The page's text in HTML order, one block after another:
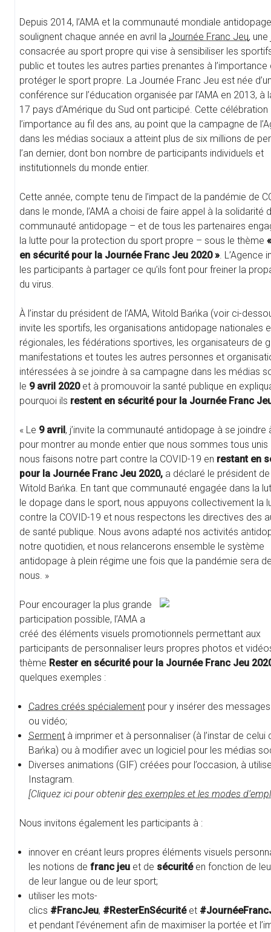
Depuis 2014, l’AMA et la communauté mondiale antidopage
soulignent chaque année en avril la Journée Franc Jeu,
consacrée au sport propre qui vise à sensibiliser les
public et toutes les autres parties prenantes à l’importance
protéger le sport propre. La Journée Franc Jeu est née
conférence sur l’éducation organisée par l’AMA en 2013, à
17 pays d’Amérique du Sud ont participé. Cette célébration
l’importance au fil des ans, au point que la campagne de
dans les médias sociaux a atteint plus de six millions de
l’an dernier, dont bon nombre de participants individuels et
institutionnels du monde entier.
Cette année, compte tenu de l’impact de la pandémie de
dans le monde, l’AMA a choisi de faire appel à la solidarité
communauté antidopage – et de tous les partenaires
la lutte pour la protection du sport propre – sous le thème
en sécurité pour la Journée Franc Jeu 2020 ». L’Agence
les participants à partager ce qu’ils font pour freiner la
du virus.
À l’instar du président de l’AMA, Witold Bańka (voir ci-
invite les sportifs, les organisations antidopage nationales
régionales, les fédérations sportives, les organisateurs de
manifestations et toutes les autres personnes et
intéressées à se joindre à sa campagne dans les médias
le 9 avril 2020et à promouvoir la santé publique en
pourquoi ils restent en sécurité pour la Journée Franc
« Le 9 avril , j’invite la communauté antidopage à se joindre
pour montrer au monde entier que nous sommes tous unis
nous faisons notre part contre la COVID-19 en restant en
pour la Journée Franc Jeu 2020, a déclaré le président de
Witold Bańka. En tant que communauté engagée dans la
le dopage dans le sport, nous appuyons collectivement la
contre la COVID-19 et nous respectons les directives des
de santé publique. Nous avons adapté nos activités
notre quotidien, et nous relancerons ensemble le système
antidopage à plein régime une fois que la pandémie sera
nous. »
Pour encourager la plus grande
participation possible, l’AMA a
créé des éléments visuels promotionnels permettant aux
participants de personnaliser leurs propres photos et
thème Rester en sécurité pour la Journée Franc Jeu
quelques exemples :
Cadres créés spécialement pour y insérer des
ou vidéo;
Serment à imprimer et à personnaliser (à l’instar de celui
Bańka) ou à modifier avec un logiciel pour les médias
Diverses animations (GIF) créées pour l’occasion, à
Instagram.
[Cliquez ici pour obtenirdes exemples et les modes
Nous invitons également les participants à :
innover en créant leurs propres éléments visuels
les notions de franc jeu et de sécuritéen fonction de
de leur langue ou de leur sport;
utiliser les mots-
clics #FrancJeu, #ResterEnSécurité et
et pendant l’événement afin de maximiser la portée et